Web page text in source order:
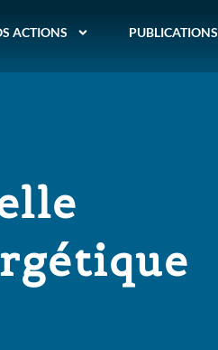
ACTIONS PUBLICATIONS